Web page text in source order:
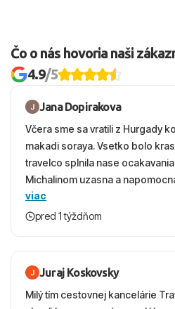
Čo o nás hovoria naši
4.9/5
Jana Dopirakova
Včera sme sa vratili z Hurgady
makadi soraya. Vsetko bolo
travelco splnila nase
Michalinom uzasna a
vecernych hodinach zaco sa
krasny, cisty. Sluzby top. Strava,
viac
pred 1 týždňom
Juraj Koskovsky
Milý tím cestovnej kancelárie